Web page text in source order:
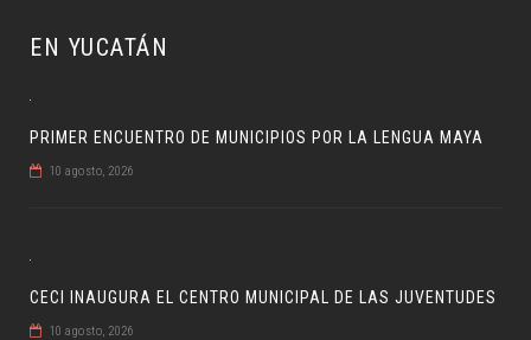
EN YUCATÁN
PRIMER ENCUENTRO DE MUNICIPIOS POR LA LENGUA MAYA
10 agosto, 2026
CECI INAUGURA EL CENTRO MUNICIPAL DE LAS JUVENTUDES
10 agosto, 2026